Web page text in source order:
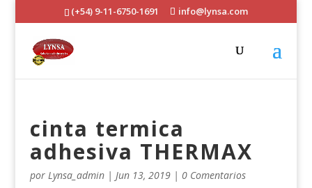
(+54) 9-11-6750-1691 info@lynsa.com
cinta termica
adhesiva THERMAX
por Lynsa_admin| Jun 13, 2019| 0 Comentarios